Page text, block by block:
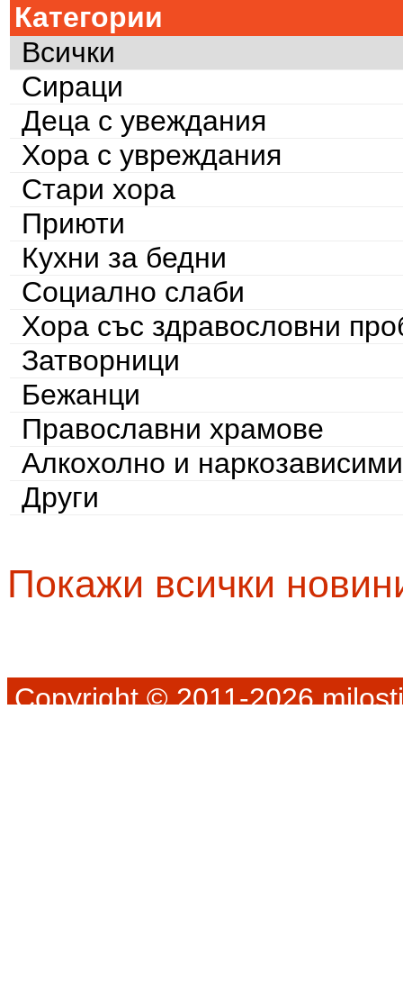
Категории
Всички
Сираци
Деца с увеждания
Хора с увреждания
Стари хора
Приюти
Кухни за бедни
Социално слаби
Хора със здравословни
Затворници
Бежанци
Православни храмове
Алкохолно и наркозависими
Други
Покажи всички
Copyright © 2011-2026